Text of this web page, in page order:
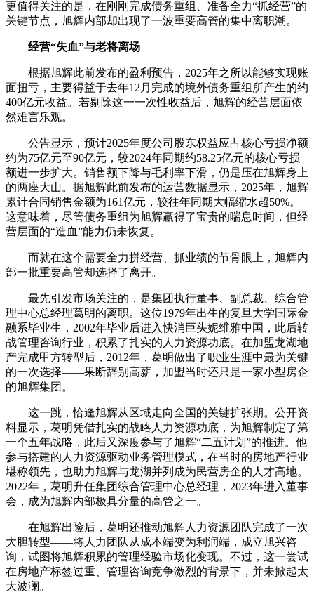
更值得关注的是，在刚刚完成债务重组、准备全力“抓经营”的
关键节点，旭辉内部却出现了一波重要高管的集中离职潮。
经营“失血”与老将离场
根据旭辉此前发布的盈利预告，2025年之所以能够实现账
面扭亏，主要得益于去年12月完成的境外债务重组所产生的约
400亿元收益。若剔除这一一次性收益后，旭辉的经营层面依
然难言乐观。
公告显示，预计2025年度公司股东权益应占核心亏损净额
约为75亿元至90亿元，较2024年同期约58.25亿元的核心亏损
额进一步扩大。销售额下降与毛利率下滑，仍是压在旭辉身上
的两座大山。据旭辉此前发布的运营数据显示，2025年，旭辉
累计合同销售金额为161亿元，较往年同期大幅缩水超50%。
这意味着，尽管债务重组为旭辉赢得了宝贵的喘息时间，但经
营层面的“造血”能力仍未恢复。
而就在这个需要全力拼经营、抓业绩的节骨眼上，旭辉内
部一批重要高管却选择了离开。
最先引发市场关注的，是集团执行董事、副总裁、综合管
理中心总经理葛明的离职。这位1979年出生的复旦大学国际金
融系毕业生，2002年毕业后进入快消巨头妮维雅中国，此后转
战管理咨询行业，积累了扎实的人力资源功底。在加盟龙湖地
产完成甲方转型后，2012年，葛明做出了职业生涯中最为关键
的一次选择——果断辞别高薪，加盟当时还只是一家小型房企
的旭辉集团。
这一跳，恰逢旭辉从区域走向全国的关键扩张期。公开资
料显示，葛明凭借扎实的战略人力资源功底，为旭辉制定了第
一个五年战略，此后又深度参与了旭辉“二五计划”的推进。他
参与搭建的人力资源驱动业务管理模式，在当时的房地产行业
堪称领先，也助力旭辉与龙湖并列成为民营房企的人才高地。
2022年，葛明升任集团综合管理中心总经理，2023年进入董事
会，成为旭辉内部极具分量的高管之一。
在旭辉出险后，葛明还推动旭辉人力资源团队完成了一次
大胆转型——将人力团队从成本端变为利润端，成立旭兴咨
询，试图将旭辉积累的管理经验市场化变现。不过，这一尝试
在房地产标签过重、管理咨询竞争激烈的背景下，并未掀起太
大波澜。